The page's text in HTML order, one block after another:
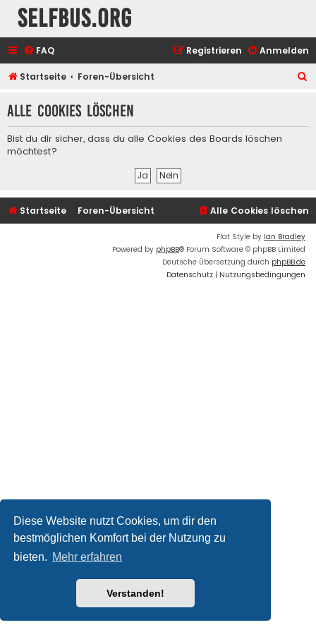
Diese Website nutzt Cookies, um dir den
bestmöglichen Komfort bei der Nutzung zu
bieten. Mehr erfahren
Verstanden!
selfbus.org
FAQ Anmelden
Registrieren
Startseite Foren-Übersicht
h
Alle Cookies löschen
Bist du dir sicher, dass du alle Cookies des Boards löschen
möchtest?
Startseite Foren-Übersicht Alle Cookies löschen
Flat Style by Ian Bradley
Powered by phpBB® Forum Software © phpBB Limited
Deutsche Übersetzung durch phpBB.de
Datenschutz | Nutzungsbedingungen